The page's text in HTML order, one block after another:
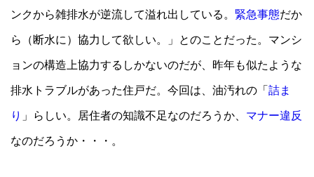
ンクから雑排水が逆流して溢れ出している。 緊急事態だか
ら（断水に）協力して欲しい。」とのことだった。マンシ
ョンの構造上協力するしかないのだが、昨年も似たような
排水トラブルがあった住戸だ。今回は、油汚れの「詰ま
り 」らしい。居住者の知識不足なのだろうか、 マナー違反
なのだろうか・・・。